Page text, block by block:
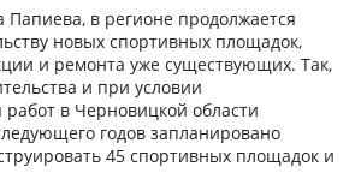
в регионе продолжается
новых спортивных площадок,
и ремонта уже существующих. Так,
и при условии
в Черновицкой области
годов запланировано
45 спортивных площадок и